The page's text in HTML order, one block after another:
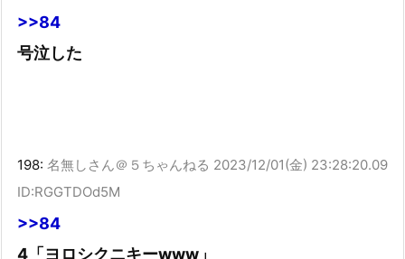
>>84
号泣した
198: 名無しさん＠５ちゃんねる 2023/12/01(金) 23:28:20.09
ID:RGGTDOd5M
>>84
4「ヨロシクニキーwww」